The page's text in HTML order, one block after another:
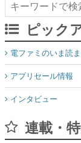
ピック
電ファミのいま読
アプリセール情報
インタビュー
連載・